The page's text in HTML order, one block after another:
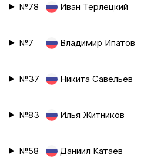
№78 Иван Терлецкий
№7 Владимир Ипатов
№37 Никита Савельев
№83 Илья Житников
№58 Даниил Катаев